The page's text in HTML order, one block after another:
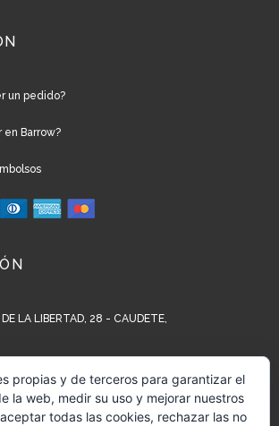
un pedido?
en Barrow?
LA LIBERTAD, 28 - CAUDETE,
250
propias y de terceros para garantizar el
la web, medir su uso y mejorar nuestros
todas las cookies, rechazar las no